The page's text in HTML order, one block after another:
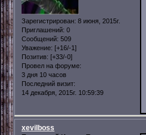
Зарегистрирован: 8 июня, 2015г.
Приглашений: 0
Сообщений: 509
Уважение: [+16/-1]
Позитив: [+33/-0]
Провел на форуме:
3 дня 10 часов
Последний визит:
14 декабря, 2015г. 10:59:39
xevilboss